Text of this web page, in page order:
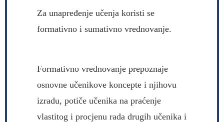
Za unapređenje učenja koristi se
formativno i sumativno vrednovanje.
Formativno vrednovanje prepoznaje
osnovne učenikove koncepte i njihovu
izradu, potiče učenika na praćenje
vlastitog i procjenu rada drugih učenika i